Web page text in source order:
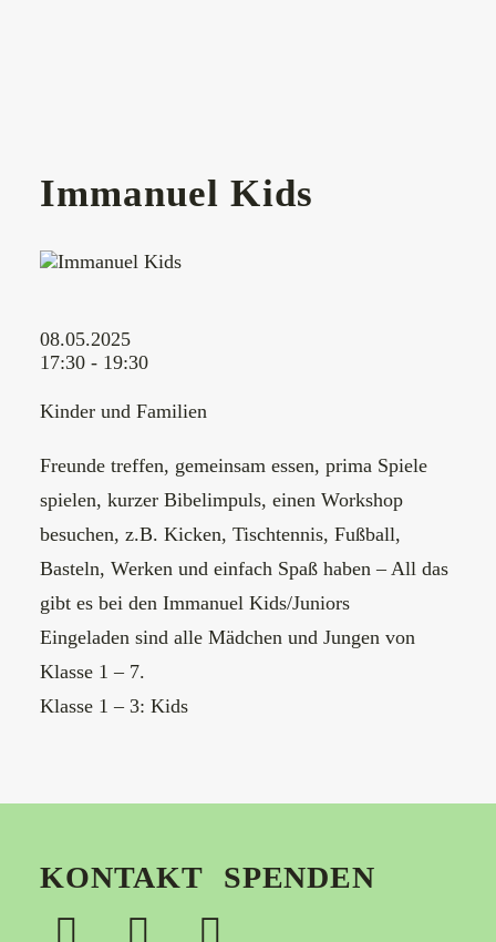
Immanuel Kids
08.05.2025
17:30 - 19:30
Kinder und Familien
Freunde treffen, gemeinsam essen, prima Spiele
spielen, kurzer Bibelimpuls, einen Workshop
besuchen, z.B. Kicken, Tischtennis, Fußball,
Basteln, Werken und einfach Spaß haben – All das
gibt es bei den Immanuel Kids/Juniors
Eingeladen sind alle Mädchen und Jungen von
Klasse 1 – 7.
Klasse 1 – 3: Kids
KONTAKT SPENDEN